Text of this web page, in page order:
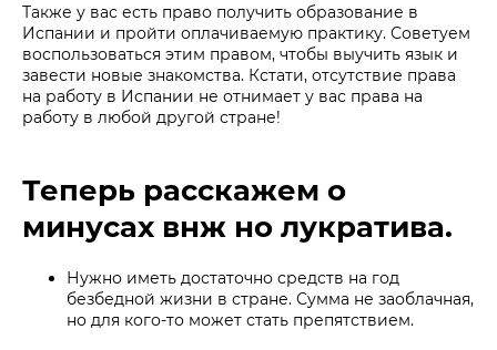
Также у вас есть право получить образование в
Испании и пройти оплачиваемую практику. Советуем
воспользоваться этим правом, чтобы выучить язык и
завести новые знакомства. Кстати, отсутствие права
на работу в Испании не отнимает у вас права на
работу в любой другой стране!
Теперь расскажем о
минусах внж но лукратива.
Нужно иметь достаточно средств на год
безбедной жизни в стране. Сумма не заоблачная,
но для кого-то может стать препятствием.